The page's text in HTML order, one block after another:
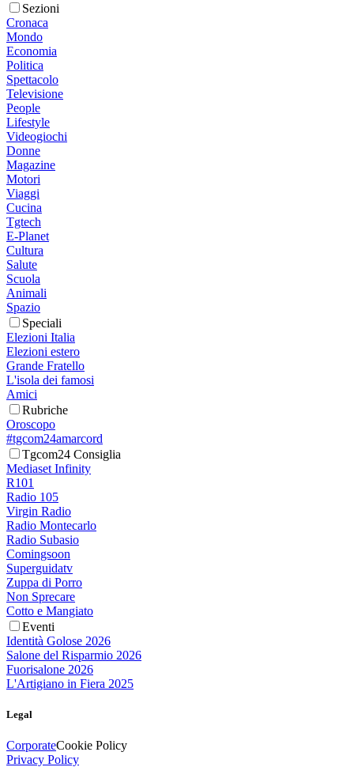
Sezioni
Cronaca
Mondo
Economia
Politica
Spettacolo
Televisione
People
Lifestyle
Videogiochi
Donne
Magazine
Motori
Viaggi
Cucina
Tgtech
E-Planet
Cultura
Salute
Scuola
Animali
Spazio
Speciali
Elezioni Italia
Elezioni estero
Grande Fratello
L'isola dei famosi
Amici
Rubriche
Oroscopo
#tgcom24amarcord
Tgcom24 Consiglia
Mediaset Infinity
R101
Radio 105
Virgin Radio
Radio Montecarlo
Radio Subasio
Comingsoon
Superguidatv
Zuppa di Porro
Non Sprecare
Cotto e Mangiato
Eventi
Identità Golose 2026
Salone del Risparmio 2026
Fuorisalone 2026
L'Artigiano in Fiera 2025
Legal
CorporateCookie Policy
Privacy Policy